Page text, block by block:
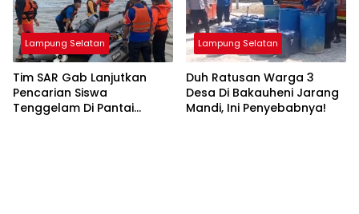
Lampung Selatan
Tim SAR Gab Lanjutkan
Pencarian Siswa
Tenggelam Di Pantai
Lampung Selatan
Duh Ratusan Warga 3
Desa Di Bakauheni Jarang
Mandi, Ini Penyebabnya!